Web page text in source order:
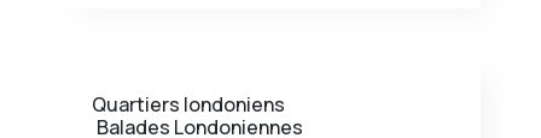
Quartiers londoniens
Balades Londoniennes